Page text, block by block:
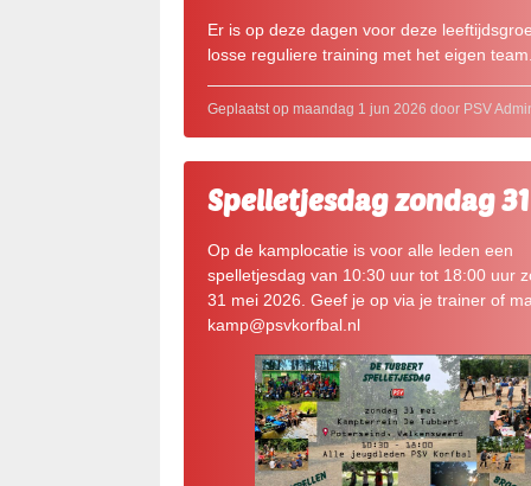
Er is op deze dagen voor deze
losse reguliere training met het eigen
Geplaatst op maandag 1 jun 2026 door PSV
Spelletjesdag zondag
Op de kamplocatie is voor alle leden een
spelletjesdag van 10:30 uur tot 18:00 uur
31 mei 2026. Geef je op via je trainer of
kamp@psvkorfbal.nl